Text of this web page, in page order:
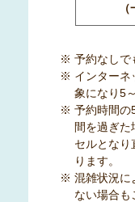
※ 予約なしで
※ インターネ
象になり5
※ 予約時間の
間を過ぎた
セルとなり
ります。
※ 混雑状況に
ない場合も